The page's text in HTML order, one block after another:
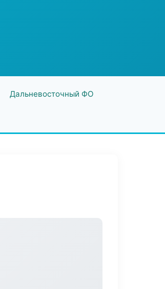
Дальневосточный ФО